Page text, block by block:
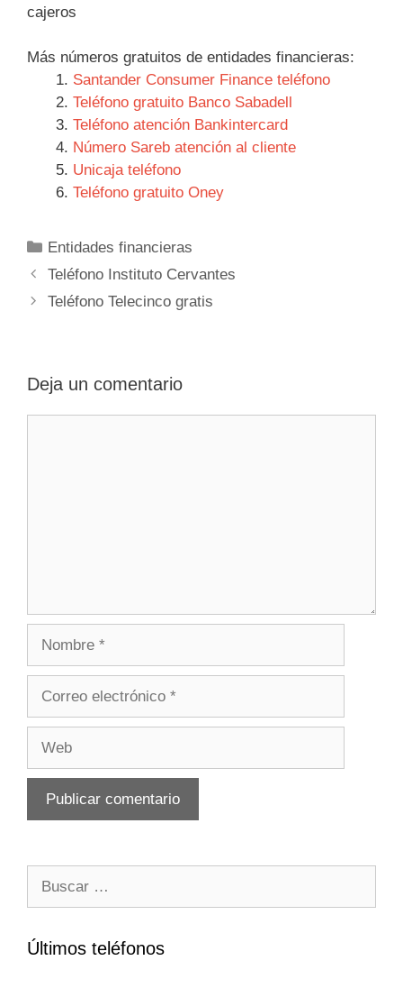
cajeros
Más números gratuitos de entidades financieras:
Santander Consumer Finance teléfono
Teléfono gratuito Banco Sabadell
Teléfono atención Bankintercard
Número Sareb atención al cliente
Unicaja teléfono
Teléfono gratuito Oney
Categorías
Entidades financieras
Navegación
de
Teléfono Instituto Cervantes
Teléfono Telecinco gratis
Deja un comentario
Últimos teléfonos